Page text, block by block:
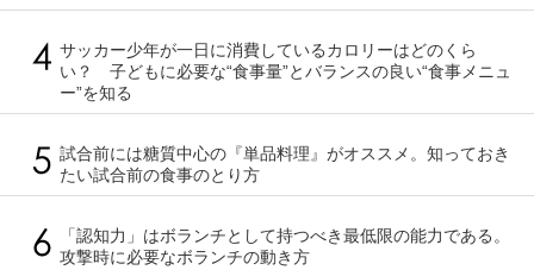
サッカー少年が一日に消費しているカロリーはどのくら
い？ 子どもに必要な“食事量”とバランスの良い“食事メニュ
ー”を知る
試合前には糖質中心の『単品料理』がオススメ。知っておき
たい試合前の食事のとり方
「認知力」はボランチとして持つべき最低限の能力である。
攻撃時に必要なボランチの動き方